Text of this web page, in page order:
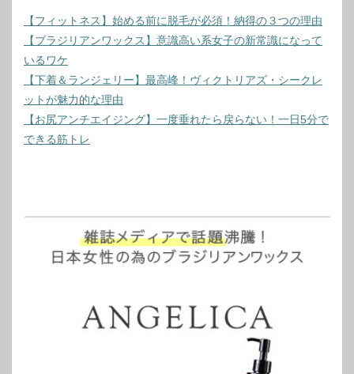
【フィットネス】始める前に脱毛が必須！納得の３つの理由
【ブラジリアンワックス】意識高い系女子の新常識になって
いるワケ
【下着＆ランジェリー】最高峰！ヴィクトリアズ・シークレ
ットが魅力的な理由
【お尻アンチエイジング】一度垂れたら戻らない！一日5分で
できる筋トレ